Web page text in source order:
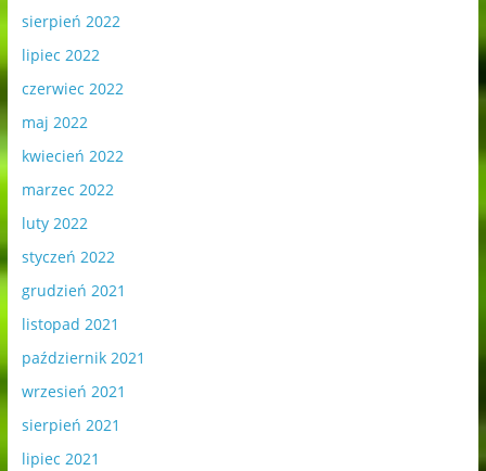
sierpień 2022
lipiec 2022
czerwiec 2022
maj 2022
kwiecień 2022
marzec 2022
luty 2022
styczeń 2022
grudzień 2021
listopad 2021
październik 2021
wrzesień 2021
sierpień 2021
lipiec 2021